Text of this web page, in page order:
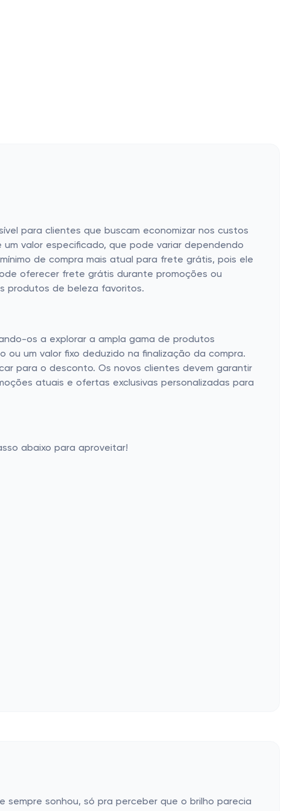
para clientes que buscam economizar nos custos
valor especificado, que pode variar dependendo
de compra mais atual para frete grátis, pois ele
oferecer frete grátis durante promoções ou
produtos de beleza favoritos.
os a explorar a ampla gama de produtos
um valor fixo deduzido na finalização da compra.
para o desconto. Os novos clientes devem garantir
atuais e ofertas exclusivas personalizadas para
abaixo para aproveitar!
sempre sonhou, só pra perceber que o brilho parecia